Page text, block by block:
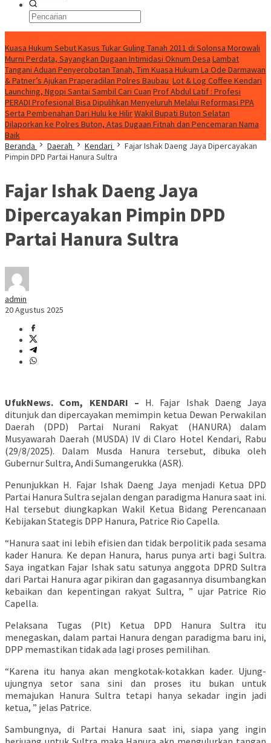
Kuasa Hukum Sebut Kasus Tukar Guling Tanah 2011 di Solonsa Morowali
Murni Perdata, Sayangkan Dugaan Intimidasi Oknum Desa Lambat
Tangani Aduan Penyerobotan Tanah, Tim Kuasa Hukum La Ode Darmawan
& Patner’s Ajukan Praperadilan Polres Baubau Lot & Log Coffee Kendari
Launching, Ngopi Santai Sambil Cari Cuan Prof Abdul Latif : Profesi
PERADI Profesional Bisa Dipulihkan Menyeluruh Melalui Reformasi PPA
Serta Pembenahan Dari Hulu ke HilirWakil Bupati Buton Selatan
Dilaporkan ke Polres Buton, Atas Dugaan Fitnah dan Pencemaran Nama
Baik
Beranda
Daerah Kendari
Fajar Ishak Daeng Jaya Dipercayakan
Pimpin DPD Partai Hanura Sultra
Fajar Ishak Daeng Jaya
Dipercayakan Pimpin DPD
Partai Hanura Sultra
admin
20 Agustus 2025
UfukNews. Com, KENDARI – H. Fajar Ishak Daeng Jaya
ditunjuk dan dipercayakan memimpin ketua Dewan Perwakilan
Daerah (DPD) Partai Nurani Rakyat (HANURA) dalam
Musyawarah Daerah (MUSDA) IV di Claro Hotel Kendari, Rabu
(29/8/2025). Dalam Musda Hanura tersebut, dibuka oleh
Gubernur Sultra, Andi Sumangerukka (ASR).
Penunjukkan H. Fajar Ishak Daeng Jaya menjadi Ketua DPD
Partai Hanura Sultra sejalan dengan paradigma Hanura saat ini.
Hal tersebut diungkapkan Wakil Ketua Bidang Perencanaan
Kebijakan Stategis DPP Hanura, Patrice Rio Capella.
“Hanura saat ini lebih efisien dan tidak berpolitik pada sesama
kader Hanura. Ke depan Hanura, harus punya arti bagi Sultra.
Saya ingatkan Fajar Ishak satu satunya anggota DPRD Sultra
dari Partai Hanura agar pikiran dan gagasannya disumbangkan
kebaikan dan kepentingan rakyat Sultra, ” ujar Patrice Rio
Capella.
Pelaksana Tugas (Plt) Ketua DPD Hanura Sultra itu
menegaskan, dalam partai Hanura dengan paradigma baru ini,
DPP memastikan tidak ada lagi proses pemilihan.
“Karena itu hanya akan mengkotak-kotakkan kader. Ujung-
ujungnya setor sana sini dan proses itu bukan untuk
memajukan Hanura Sultra tetapi hanya sekadar ingin jadi
ketua, ” jelas Patrice.
Sambungnya, di Partai Hanura saat ini, siapa yang ingin